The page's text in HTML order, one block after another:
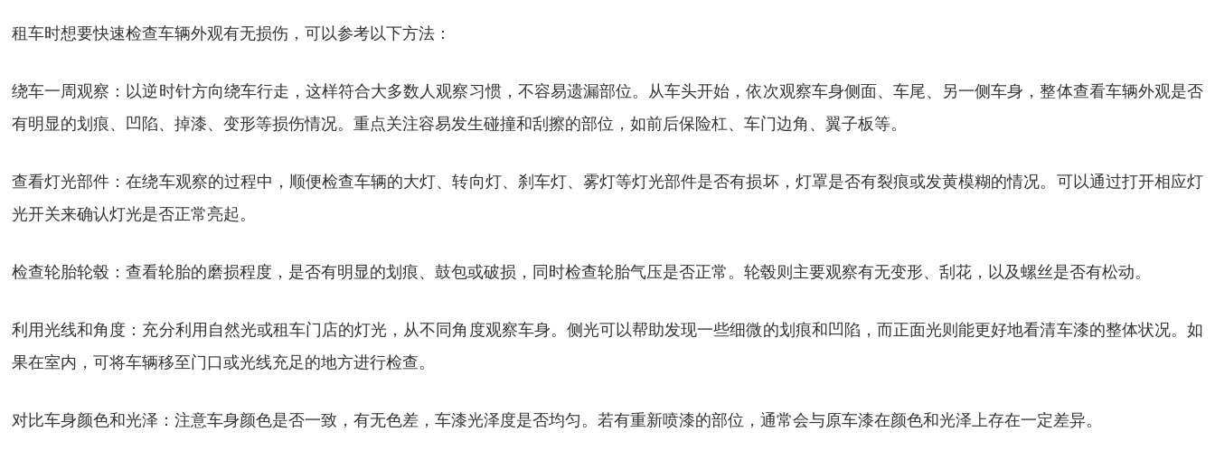
租车时想要快速检查车辆外观有无损伤，可以参考以下方法：
绕车一周观察：以逆时针方向绕车行走，这样符合大多数人观察习惯，不容易遗漏部位。从车头开始，依次观察车身侧面、车尾、另一侧车身，整体查看车辆外观是否
有明显的划痕、凹陷、掉漆、变形等损伤情况。重点关注容易发生碰撞和刮擦的部位，如前后保险杠、车门边角、翼子板等。
查看灯光部件：在绕车观察的过程中，顺便检查车辆的大灯、转向灯、刹车灯、雾灯等灯光部件是否有损坏，灯罩是否有裂痕或发黄模糊的情况。可以通过打开相应灯
光开关来确认灯光是否正常亮起。
检查轮胎轮毂：查看轮胎的磨损程度，是否有明显的划痕、鼓包或破损，同时检查轮胎气压是否正常。轮毂则主要观察有无变形、刮花，以及螺丝是否有松动。
利用光线和角度：充分利用自然光或租车门店的灯光，从不同角度观察车身。侧光可以帮助发现一些细微的划痕和凹陷，而正面光则能更好地看清车漆的整体状况。如
果在室内，可将车辆移至门口或光线充足的地方进行检查。
对比车身颜色和光泽：注意车身颜色是否一致，有无色差，车漆光泽度是否均匀。若有重新喷漆的部位，通常会与原车漆在颜色和光泽上存在一定差异。